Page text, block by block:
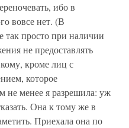
ибо в
вовсе нет. (В
так просто при наличии
не предоставлять
кроме лиц с
которое
не менее я разрешила: уж
Она к тому же в
Приехала она по